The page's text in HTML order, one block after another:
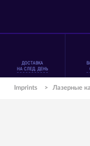
ДОСТАВКА
НА СЛЕД. ДЕНЬ
Imprints > Лазерные